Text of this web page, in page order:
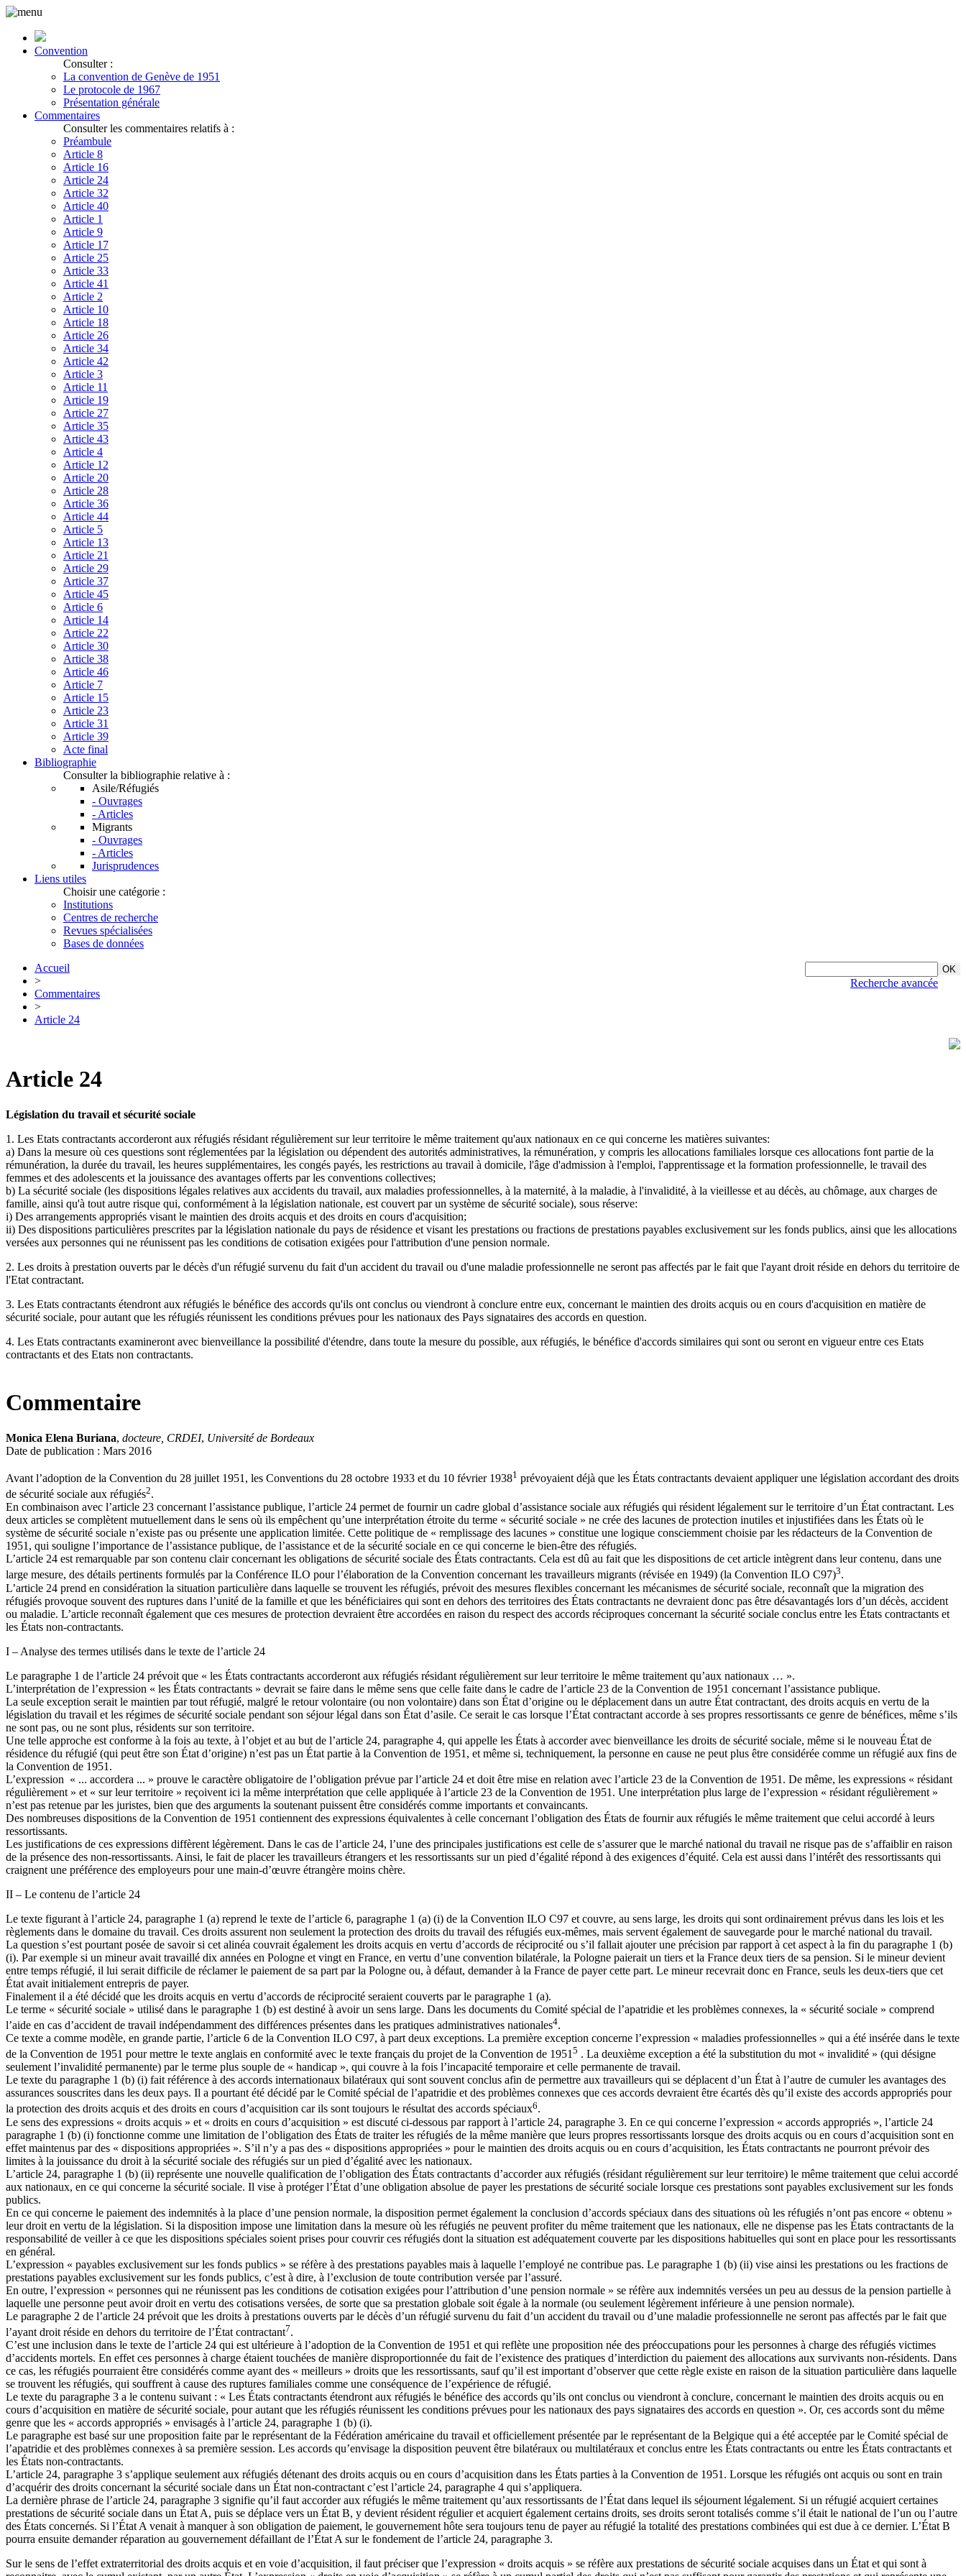
Convention
Consulter :
La convention de Genève de 1951
Le protocole de 1967
Présentation générale
Commentaires
Consulter les commentaires relatifs à :
Préambule
Article 8
Article 16
Article 24
Article 32
Article 40
Article 1
Article 9
Article 17
Article 25
Article 33
Article 41
Article 2
Article 10
Article 18
Article 26
Article 34
Article 42
Article 3
Article 11
Article 19
Article 27
Article 35
Article 43
Article 4
Article 12
Article 20
Article 28
Article 36
Article 44
Article 5
Article 13
Article 21
Article 29
Article 37
Article 45
Article 6
Article 14
Article 22
Article 30
Article 38
Article 46
Article 7
Article 15
Article 23
Article 31
Article 39
Acte final
Bibliographie
Consulter la bibliographie relative à :
Asile/Réfugiés
- Ouvrages
- Articles
Migrants
- Ouvrages
- Articles
Jurisprudences
Liens utiles
Choisir une catégorie :
Institutions
Centres de recherche
Revues spécialisées
Bases de données
Recherche avancée
Accueil
>
Commentaires
>
Article 24
Article 24
Législation du travail et sécurité sociale
1. Les Etats contractants accorderont aux réfugiés résidant régulièrement sur leur territoire le même traitement qu'aux nationaux en ce qui concerne les matières suivantes:
a) Dans la mesure où ces questions sont réglementées par la législation ou dépendent des autorités administratives, la rémunération, y compris les allocations familiales lorsque ces allocations font partie de la
rémunération, la durée du travail, les heures supplémentaires, les congés payés, les restrictions au travail à domicile, l'âge d'admission à l'emploi, l'apprentissage et la formation professionnelle, le travail des
femmes et des adolescents et la jouissance des avantages offerts par les conventions collectives;
b) La sécurité sociale (les dispositions légales relatives aux accidents du travail, aux maladies professionnelles, à la maternité, à la maladie, à l'invalidité, à la vieillesse et au décès, au chômage, aux charges de
famille, ainsi qu'à tout autre risque qui, conformément à la législation nationale, est couvert par un système de sécurité sociale), sous réserve:
i) Des arrangements appropriés visant le maintien des droits acquis et des droits en cours d'acquisition;
ii) Des dispositions particulières prescrites par la législation nationale du pays de résidence et visant les prestations ou fractions de prestations payables exclusivement sur les fonds publics, ainsi que les allocations
versées aux personnes qui ne réunissent pas les conditions de cotisation exigées pour l'attribution d'une pension normale.
2. Les droits à prestation ouverts par le décès d'un réfugié survenu du fait d'un accident du travail ou d'une maladie professionnelle ne seront pas affectés par le fait que l'ayant droit réside en dehors du territoire de
l'Etat contractant.
3. Les Etats contractants étendront aux réfugiés le bénéfice des accords qu'ils ont conclus ou viendront à conclure entre eux, concernant le maintien des droits acquis ou en cours d'acquisition en matière de
sécurité sociale, pour autant que les réfugiés réunissent les conditions prévues pour les nationaux des Pays signataires des accords en question.
4. Les Etats contractants examineront avec bienveillance la possibilité d'étendre, dans toute la mesure du possible, aux réfugiés, le bénéfice d'accords similaires qui sont ou seront en vigueur entre ces Etats
contractants et des Etats non contractants.
Commentaire
Monica Elena Buriana, docteure, CRDEI, Université de Bordeaux
Date de publication : Mars 2016
Avant l’adoption de la Convention du 28 juillet 1951, les Conventions du 28 octobre 1933 et du 10 février 19381 prévoyaient déjà que les États contractants devaient appliquer une législation accordant des droits
de sécurité sociale aux réfugiés2.
En combinaison avec l’article 23 concernant l’assistance publique, l’article 24 permet de fournir un cadre global d’assistance sociale aux réfugiés qui résident légalement sur le territoire d’un État contractant. Les
deux articles se complètent mutuellement dans le sens où ils empêchent qu’une interprétation étroite du terme « sécurité sociale » ne crée des lacunes de protection inutiles et injustifiées dans les États où le
système de sécurité sociale n’existe pas ou présente une application limitée. Cette politique de « remplissage des lacunes » constitue une logique consciemment choisie par les rédacteurs de la Convention de
1951, qui souligne l’importance de l’assistance publique, de l’assistance et de la sécurité sociale en ce qui concerne le bien-être des réfugiés.
L’article 24 est remarquable par son contenu clair concernant les obligations de sécurité sociale des États contractants. Cela est dû au fait que les dispositions de cet article intègrent dans leur contenu, dans une
large mesure, des détails pertinents formulés par la Conférence ILO pour l’élaboration de la Convention concernant les travailleurs migrants (révisée en 1949) (la Convention ILO C97)3.
L’article 24 prend en considération la situation particulière dans laquelle se trouvent les réfugiés, prévoit des mesures flexibles concernant les mécanismes de sécurité sociale, reconnaît que la migration des
réfugiés provoque souvent des ruptures dans l’unité de la famille et que les bénéficiaires qui sont en dehors des territoires des États contractants ne devraient donc pas être désavantagés lors d’un décès, accident
ou maladie. L’article reconnaît également que ces mesures de protection devraient être accordées en raison du respect des accords réciproques concernant la sécurité sociale conclus entre les États contractants et
les États non-contractants.
I – Analyse des termes utilisés dans le texte de l’article 24
Le paragraphe 1 de l’article 24 prévoit que « les États contractants accorderont aux réfugiés résidant régulièrement sur leur territoire le même traitement qu’aux nationaux … ».
L’interprétation de l’expression « les États contractants » devrait se faire dans le même sens que celle faite dans le cadre de l’article 23 de la Convention de 1951 concernant l’assistance publique.
La seule exception serait le maintien par tout réfugié, malgré le retour volontaire (ou non volontaire) dans son État d’origine ou le déplacement dans un autre État contractant, des droits acquis en vertu de la
législation du travail et les régimes de sécurité sociale pendant son séjour légal dans son État d’asile. Ce serait le cas lorsque l’État contractant accorde à ses propres ressortissants ce genre de bénéfices, même s’ils
ne sont pas, ou ne sont plus, résidents sur son territoire.
Une telle approche est conforme à la fois au texte, à l’objet et au but de l’article 24, paragraphe 4, qui appelle les États à accorder avec bienveillance les droits de sécurité sociale, même si le nouveau État de
résidence du réfugié (qui peut être son État d’origine) n’est pas un État partie à la Convention de 1951, et même si, techniquement, la personne en cause ne peut plus être considérée comme un réfugié aux fins de
la Convention de 1951.
L’expression « ... accordera ... » prouve le caractère obligatoire de l’obligation prévue par l’article 24 et doit être mise en relation avec l’article 23 de la Convention de 1951. De même, les expressions « résidant
régulièrement » et « sur leur territoire » reçoivent ici la même interprétation que celle appliquée à l’article 23 de la Convention de 1951. Une interprétation plus large de l’expression « résidant régulièrement »
n’est pas retenue par les juristes, bien que des arguments la soutenant puissent être considérés comme importants et convaincants.
Des nombreuses dispositions de la Convention de 1951 contiennent des expressions équivalentes à celle concernant l’obligation des États de fournir aux réfugiés le même traitement que celui accordé à leurs
ressortissants.
Les justifications de ces expressions diffèrent légèrement. Dans le cas de l’article 24, l’une des principales justifications est celle de s’assurer que le marché national du travail ne risque pas de s’affaiblir en raison
de la présence des non-ressortissants. Ainsi, le fait de placer les travailleurs étrangers et les ressortissants sur un pied d’égalité répond à des exigences d’équité. Cela est aussi dans l’intérêt des ressortissants qui
craignent une préférence des employeurs pour une main-d’œuvre étrangère moins chère.
II – Le contenu de l’article 24
Le texte figurant à l’article 24, paragraphe 1 (a) reprend le texte de l’article 6, paragraphe 1 (a) (i) de la Convention ILO C97 et couvre, au sens large, les droits qui sont ordinairement prévus dans les lois et les
règlements dans le domaine du travail. Ces droits assurent non seulement la protection des droits du travail des réfugiés eux-mêmes, mais servent également de sauvegarde pour le marché national du travail.
La question s’est pourtant posée de savoir si cet alinéa couvrait également les droits acquis en vertu d’accords de réciprocité ou s’il fallait ajouter une précision par rapport à cet aspect à la fin du paragraphe 1 (b)
(i). Par exemple si un mineur avait travaillé dix années en Pologne et vingt en France, en vertu d’une convention bilatérale, la Pologne paierait un tiers et la France deux tiers de sa pension. Si le mineur devient
entre temps réfugié, il lui serait difficile de réclamer le paiement de sa part par la Pologne ou, à défaut, demander à la France de payer cette part. Le mineur recevrait donc en France, seuls les deux-tiers que cet
État avait initialement entrepris de payer.
Finalement il a été décidé que les droits acquis en vertu d’accords de réciprocité seraient couverts par le paragraphe 1 (a).
Le terme « sécurité sociale » utilisé dans le paragraphe 1 (b) est destiné à avoir un sens large. Dans les documents du Comité spécial de l’apatridie et les problèmes connexes, la « sécurité sociale » comprend
l’aide en cas d’accident de travail indépendamment des différences présentes dans les pratiques administratives nationales4.
Ce texte a comme modèle, en grande partie, l’article 6 de la Convention ILO C97, à part deux exceptions. La première exception concerne l’expression « maladies professionnelles » qui a été insérée dans le texte
de la Convention de 1951 pour mettre le texte anglais en conformité avec le texte français du projet de la Convention de 1951 5 . La deuxième exception a été la substitution du mot « invalidité » (qui désigne
seulement l’invalidité permanente) par le terme plus souple de « handicap », qui couvre à la fois l’incapacité temporaire et celle permanente de travail.
Le texte du paragraphe 1 (b) (i) fait référence à des accords internationaux bilatéraux qui sont souvent conclus afin de permettre aux travailleurs qui se déplacent d’un État à l’autre de cumuler les avantages des
assurances souscrites dans les deux pays. Il a pourtant été décidé par le Comité spécial de l’apatridie et des problèmes connexes que ces accords devraient être écartés dès qu’il existe des accords appropriés pour
la protection des droits acquis et des droits en cours d’acquisition car ils sont toujours le résultat des accords spéciaux6.
Le sens des expressions « droits acquis » et « droits en cours d’acquisition » est discuté ci-dessous par rapport à l’article 24, paragraphe 3. En ce qui concerne l’expression « accords appropriés », l’article 24
paragraphe 1 (b) (i) fonctionne comme une limitation de l’obligation des États de traiter les réfugiés de la même manière que leurs propres ressortissants lorsque des droits acquis ou en cours d’acquisition sont en
effet maintenus par des « dispositions appropriées ». S’il n’y a pas des « dispositions appropriées » pour le maintien des droits acquis ou en cours d’acquisition, les États contractants ne pourront prévoir des
limites à la jouissance du droit à la sécurité sociale des réfugiés sur un pied d’égalité avec les nationaux.
L’article 24, paragraphe 1 (b) (ii) représente une nouvelle qualification de l’obligation des États contractants d’accorder aux réfugiés (résidant régulièrement sur leur territoire) le même traitement que celui accordé
aux nationaux, en ce qui concerne la sécurité sociale. Il vise à protéger l’État d’une obligation absolue de payer les prestations de sécurité sociale lorsque ces prestations sont payables exclusivement sur les fonds
publics.
En ce qui concerne le paiement des indemnités à la place d’une pension normale, la disposition permet également la conclusion d’accords spéciaux dans des situations où les réfugiés n’ont pas encore « obtenu »
leur droit en vertu de la législation. Si la disposition impose une limitation dans la mesure où les réfugiés ne peuvent profiter du même traitement que les nationaux, elle ne dispense pas les États contractants de la
responsabilité de veiller à ce que les dispositions spéciales soient prises pour couvrir ces réfugiés dont la situation est adéquatement couverte par les dispositions habituelles qui sont en place pour les ressortissants
en général.
L’expression « payables exclusivement sur les fonds publics » se réfère à des prestations payables mais à laquelle l’employé ne contribue pas. Le paragraphe 1 (b) (ii) vise ainsi les prestations ou les fractions de
prestations payables exclusivement sur les fonds publics, c’est à dire, à l’exclusion de toute contribution versée par l’assuré.
En outre, l’expression « personnes qui ne réunissent pas les conditions de cotisation exigées pour l’attribution d’une pension normale » se réfère aux indemnités versées un peu au dessus de la pension partielle à
laquelle une personne peut avoir droit en vertu des cotisations versées, de sorte que sa prestation globale soit égale à la normale (ou seulement légèrement inférieure à une pension normale).
Le paragraphe 2 de l’article 24 prévoit que les droits à prestations ouverts par le décès d’un réfugié survenu du fait d’un accident du travail ou d’une maladie professionnelle ne seront pas affectés par le fait que
l’ayant droit réside en dehors du territoire de l’État contractant7.
C’est une inclusion dans le texte de l’article 24 qui est ultérieure à l’adoption de la Convention de 1951 et qui reflète une proposition née des préoccupations pour les personnes à charge des réfugiés victimes
d’accidents mortels. En effet ces personnes à charge étaient touchées de manière disproportionnée du fait de l’existence des pratiques d’interdiction du paiement des allocations aux survivants non-résidents. Dans
ce cas, les réfugiés pourraient être considérés comme ayant des « meilleurs » droits que les ressortissants, sauf qu’il est important d’observer que cette règle existe en raison de la situation particulière dans laquelle
se trouvent les réfugiés, qui souffrent à cause des ruptures familiales comme une conséquence de l’expérience de réfugié.
Le texte du paragraphe 3 a le contenu suivant : « Les États contractants étendront aux réfugiés le bénéfice des accords qu’ils ont conclus ou viendront à conclure, concernant le maintien des droits acquis ou en
cours d’acquisition en matière de sécurité sociale, pour autant que les réfugiés réunissent les conditions prévues pour les nationaux des pays signataires des accords en question ». Or, ces accords sont du même
genre que les « accords appropriés » envisagés à l’article 24, paragraphe 1 (b) (i).
Le paragraphe est basé sur une proposition faite par le représentant de la Fédération américaine du travail et officiellement présentée par le représentant de la Belgique qui a été acceptée par le Comité spécial de
l’apatridie et des problèmes connexes à sa première session. Les accords qu’envisage la disposition peuvent être bilatéraux ou multilatéraux et conclus entre les États contractants ou entre les États contractants et
les États non-contractants.
L’article 24, paragraphe 3 s’applique seulement aux réfugiés détenant des droits acquis ou en cours d’acquisition dans les États parties à la Convention de 1951. Lorsque les réfugiés ont acquis ou sont en train
d’acquérir des droits concernant la sécurité sociale dans un État non-contractant c’est l’article 24, paragraphe 4 qui s’appliquera.
La dernière phrase de l’article 24, paragraphe 3 signifie qu’il faut accorder aux réfugiés le même traitement qu’aux ressortissants de l’État dans lequel ils séjournent légalement. Si un réfugié acquiert certaines
prestations de sécurité sociale dans un État A, puis se déplace vers un État B, y devient résident régulier et acquiert également certains droits, ses droits seront totalisés comme s’il était le national de l’un ou l’autre
des États concernés. Si l’État A venait à manquer à son obligation de paiement, le gouvernement hôte sera toujours tenu de payer au réfugié la totalité des prestations combinées qui est due à ce dernier. L’État B
pourra ensuite demander réparation au gouvernement défaillant de l’État A sur le fondement de l’article 24, paragraphe 3.
Sur le sens de l’effet extraterritorial des droits acquis et en voie d’acquisition, il faut préciser que l’expression « droits acquis » se réfère aux prestations de sécurité sociale acquises dans un État et qui sont à